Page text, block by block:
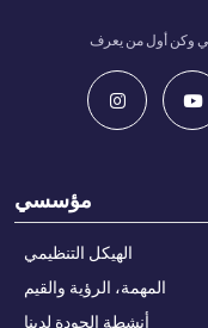
مؤسسي
الهيكل التنظيمي
المهمة، الرؤية والقيم
أنشطة الجودة لدينا